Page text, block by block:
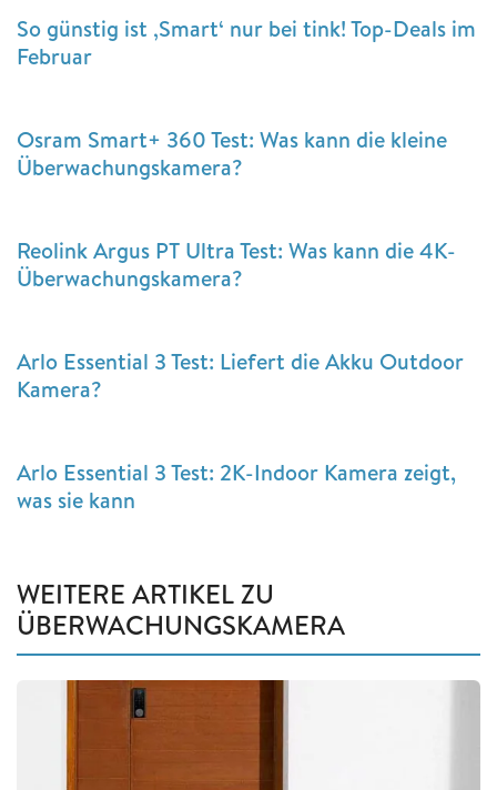
So günstig ist ‚Smart‘ nur bei tink! Top-Deals im
Februar
Osram Smart+ 360 Test: Was kann die kleine
Überwachungskamera?
Reolink Argus PT Ultra Test: Was kann die 4K-
Überwachungskamera?
Arlo Essential 3 Test: Liefert die Akku Outdoor
Kamera?
Arlo Essential 3 Test: 2K-Indoor Kamera zeigt,
was sie kann
WEITERE ARTIKEL ZU
ÜBERWACHUNGSKAMERA